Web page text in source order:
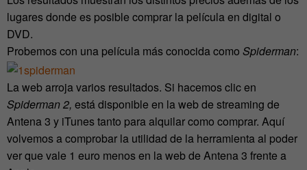
lugares donde es posible comprar la película en digital o
DVD.
Probemos con una película más conocida como Spiderman:
La web arroja varios resultados. Si hacemos clic en
Spiderman 2, está disponible en la web de streaming de
Antena 3 y iTunes tanto para alquilar como comprar. Aquí
volvemos a comprobar la utilidad de la herramienta al poder
ver que vale 1 euro menos en la web de Antena 3 frente a